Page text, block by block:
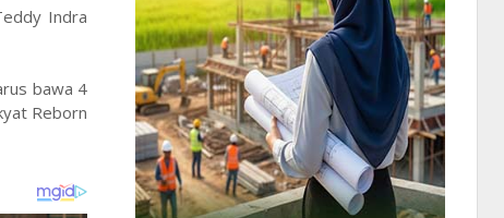
Indra
bawa 4
Reborn